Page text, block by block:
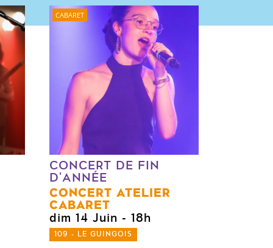
CABARET
CONCERT DE FIN
D'ANNÉE
CONCERT ATELIER
CABARET
dim 14 Juin - 18h
109 - LE GUINGOIS